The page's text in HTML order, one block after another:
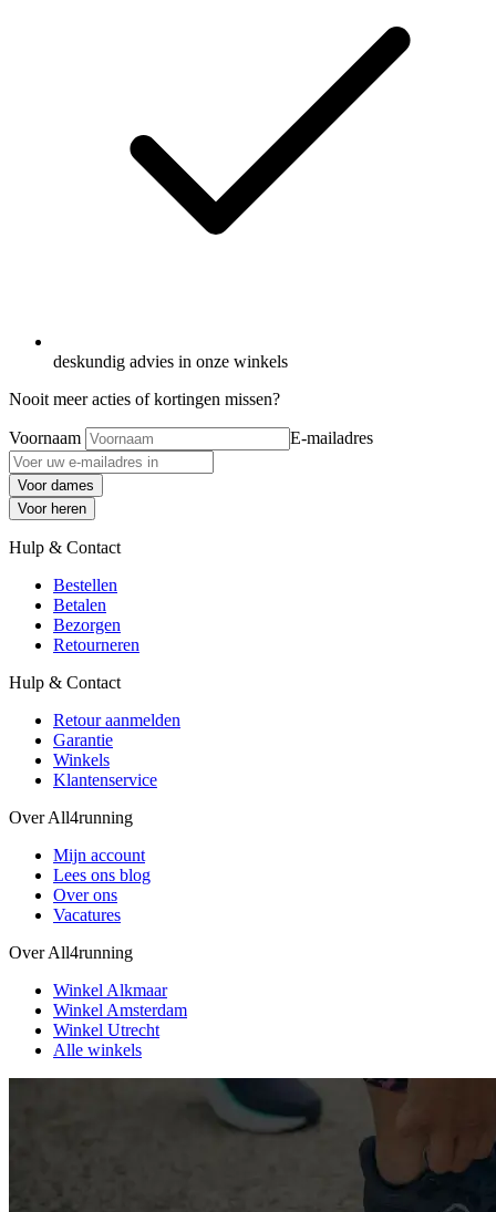
deskundig advies in onze winkels
Nooit meer acties of kortingen missen?
Voornaam E-mailadres
Voor dames
Voor heren
Hulp & Contact
Bestellen
Betalen
Bezorgen
Retourneren
Hulp & Contact
Retour aanmelden
Garantie
Winkels
Klantenservice
Over All4running
Mijn account
Lees ons blog
Over ons
Vacatures
Over All4running
Winkel Alkmaar
Winkel Amsterdam
Winkel Utrecht
Alle winkels